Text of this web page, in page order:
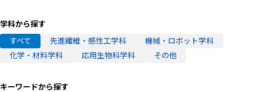
学科から探す
すべて
先進繊維・感性工学科
機械・ロボット学科
化学・材料学科
応用生物科学科 その他
キーワードから探す